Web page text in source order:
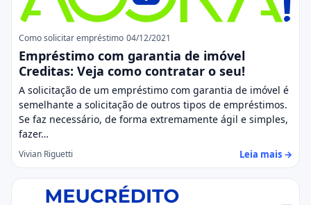
Como solicitar empréstimo 04/12/2021
Empréstimo com garantia de imóvel
Creditas: Veja como contratar o seu!
A solicitação de um empréstimo com garantia de imóvel é
semelhante a solicitação de outros tipos de empréstimos.
Se faz necessário, de forma extremamente ágil e simples,
fazer…
Vivian Riguetti Leia mais →